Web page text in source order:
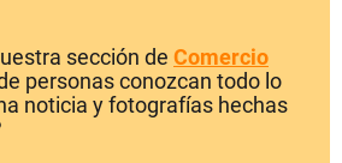
sección de Comercio
personas conozcan todo lo
noticia y fotografías hechas